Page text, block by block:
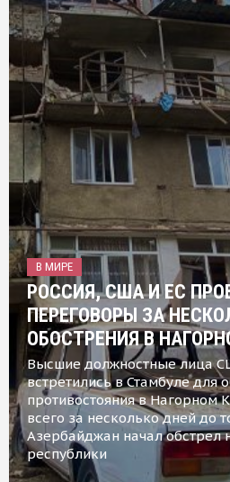
В МИРЕ
РОССИЯ, США И ЕС
ПЕРЕГОВОРЫ ЗА
ОБОСТРЕНИЯ В
Высшие должностные лица
встретились в Стамбуле для
противостояния в Нагорном
всего за несколько дней до
Азербайджан начал обстрел
республики